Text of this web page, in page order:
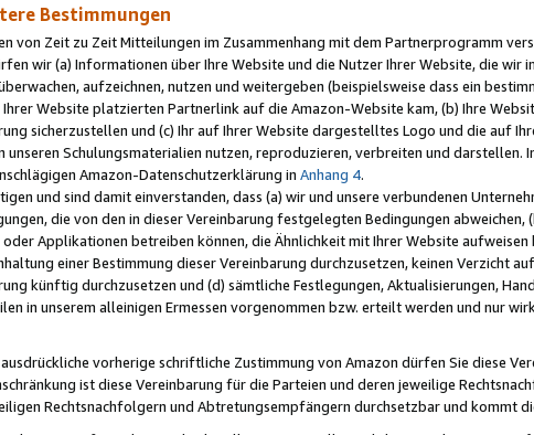
Bestimmungen
von Zeit zu Zeit Mitteilungen im Zusammenhang mit dem Partnerprogramm
wir (a) Informationen über Ihre Website und die Nutzer Ihrer Website, die
aufzeichnen, nutzen und weitergeben (beispielsweise dass ein
Ihrer Website platzierten Partnerlink auf die Amazon-Website kam, (b) Ihre
sicherzustellen und (c) Ihr auf Ihrer Website dargestelltes Logo und die auf
unseren Schulungsmaterialien nutzen, reproduzieren, verbreiten und
Amazon-Datenschutzerklärung in Anhang 4.
und sind damit einverstanden, dass (a) wir und unsere verbundenen
die von den in dieser Vereinbarung festgelegten Bedingungen
Applikationen betreiben können, die Ähnlichkeit mit Ihrer Website
einer Bestimmung dieser Vereinbarung durchzusetzen, keinen Verzicht
künftig durchzusetzen und (d) sämtliche Festlegungen, Aktualisierungen,
in unserem alleinigen Ermessen vorgenommen bzw. erteilt werden und nur
vorherige schriftliche Zustimmung von Amazon dürfen Sie diese
ist diese Vereinbarung für die Parteien und deren jeweilige
Rechtsnachfolgern und Abtretungsempfängern durchsetzbar und kommt